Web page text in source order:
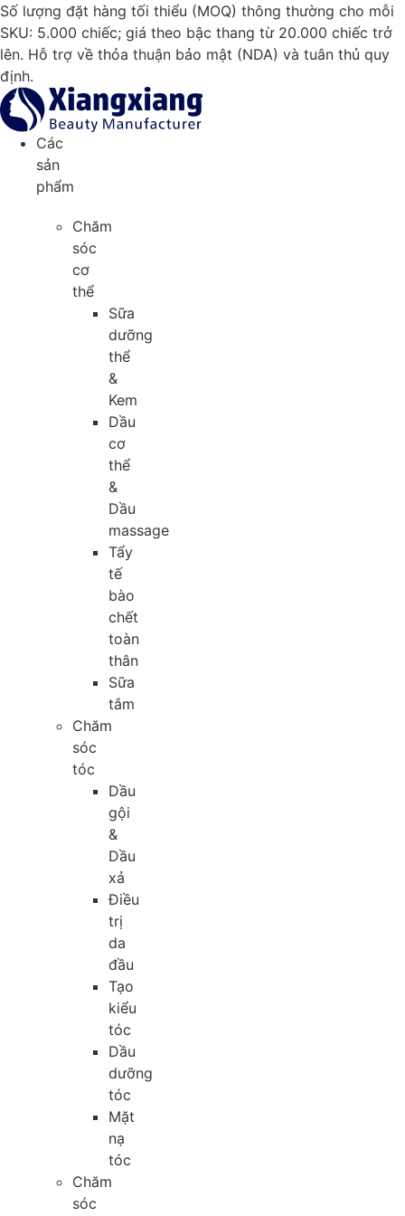
Chuyển
đến
nội
dung
Số lượng đặt hàng tối thiểu (MOQ) thông thường cho mỗi
SKU: 5.000 chiếc; giá theo bậc thang từ 20.000 chiếc trở
lên. Hỗ trợ về thỏa thuận bảo mật (NDA) và tuân thủ quy
định.
Các
sản
phẩm
Chăm
sóc
cơ
thể
Sữa
dưỡng
thể
&
Kem
Dầu
cơ
thể
&
Dầu
massage
Tẩy
tế
bào
chết
toàn
thân
Sữa
tắm
Chăm
sóc
tóc
Dầu
gội
&
Dầu
xả
Điều
trị
da
đầu
Tạo
kiểu
tóc
Dầu
dưỡng
tóc
Mặt
nạ
tóc
Chăm
sóc